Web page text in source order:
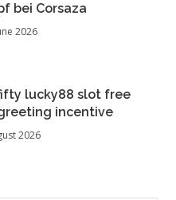
bei Corsaza
2026
lucky88 slot free
incentive
2026